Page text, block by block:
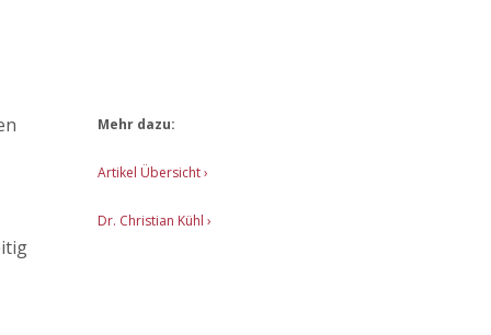
Mehr dazu:
Artikel Übersicht›
Dr. Christian Kühl ›